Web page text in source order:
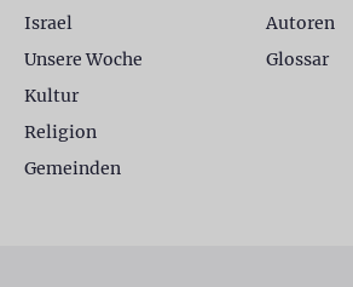
Israel
Unsere Woche
Kultur
Religion
Gemeinden
Autoren
Glossar